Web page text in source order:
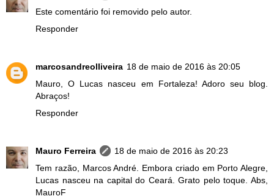
Este comentário foi removido pelo autor.
Responder
marcosandreolliveira 18 de maio de 2016 às 20:05
Mauro, O Lucas nasceu em Fortaleza! Adoro seu blog.
Abraços!
Responder
Mauro Ferreira
18 de maio de 2016 às 20:23
Tem razão, Marcos André. Embora criado em Porto Alegre,
Lucas nasceu na capital do Ceará. Grato pelo toque. Abs,
MauroF